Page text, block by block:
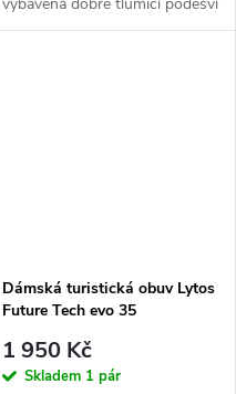
Vibram®.
Dámská turistická obuv Lytos
Future Tech evo 35
acquamarina
1 950 Kč
Skladem 1 pár